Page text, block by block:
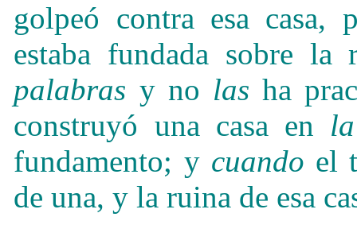
golpeó contra esa casa,
estaba fundada sobre la
palabras y no las ha
construyó una casa en
fundamento; y cuando el
de una, y la ruina de esa